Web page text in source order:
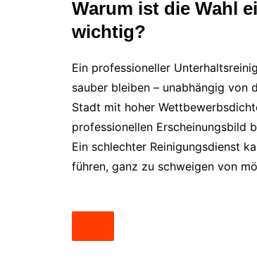
Warum ist die Wahl
wichtig?
Ein professioneller
sauber bleiben – unabhängig von
Stadt mit hoher
professionellen Erscheinungsbild
Ein schlechter Reinigungsdienst
führen, ganz zu schweigen von